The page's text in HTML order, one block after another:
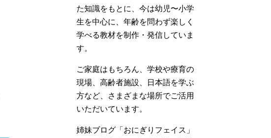
た知識をもとに、今は幼児〜小学
生を中心に、年齢を問わず楽しく
学べる教材を制作・発信していま
す。
ご家庭はもちろん、学校や療育の
現場、高齢者施設、日本語を学ぶ
方など、さまざまな場所でご活用
いただいています。
姉妹ブログ「おにぎりフェイス」